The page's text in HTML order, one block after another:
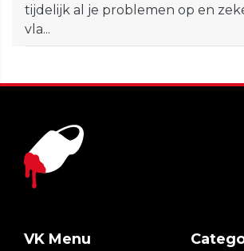
tijdelijk al je problemen op en
vla...
VK Menu